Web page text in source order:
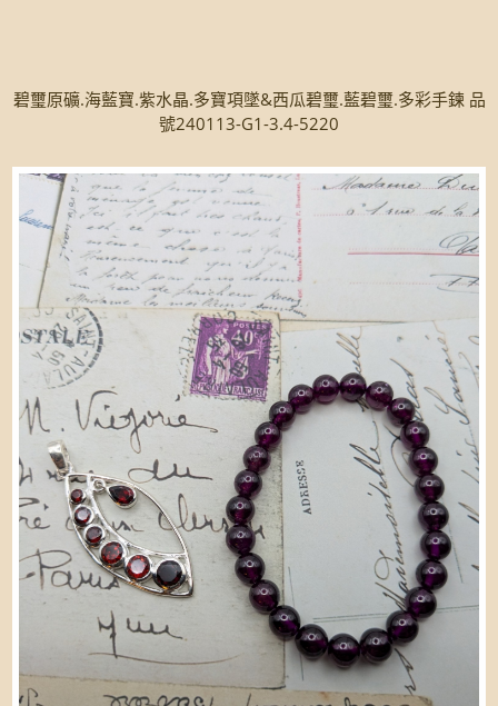
碧璽原礦.海藍寶.紫水晶.多寶項墜&西瓜碧璽.藍碧璽.多彩手鍊 品
號240113-G1-3.4-5220